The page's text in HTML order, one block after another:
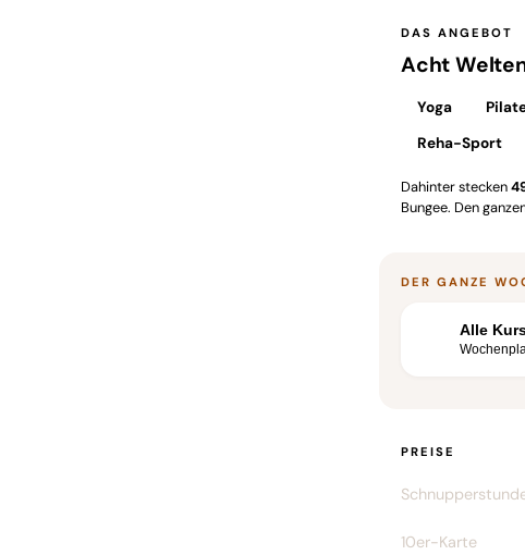
Vorbeigehen.
DAS ANGEBOT
Acht
Yoga
Reha-Sport
Dahinter stecken
Bungee. Den
DER GANZE
Alle
PREISE
10er-Karte